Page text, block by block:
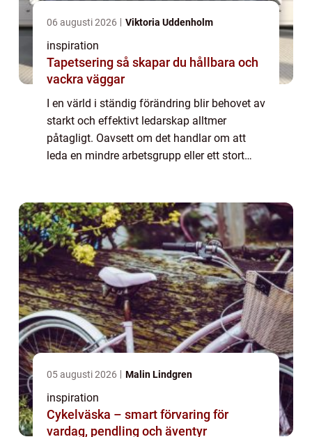
06 augusti 2026 Viktoria Uddenholm
inspiration
Tapetsering så skapar du hållbara och
vackra väggar
I en värld i ständig förändring blir behovet av
starkt och effektivt ledarskap alltmer
påtagligt. Oavsett om det handlar om att
leda en mindre arbetsgrupp eller ett stort
05 augusti 2026 Malin Lindgren
inspiration
Cykelväska – smart förvaring för
vardag, pendling och äventyr